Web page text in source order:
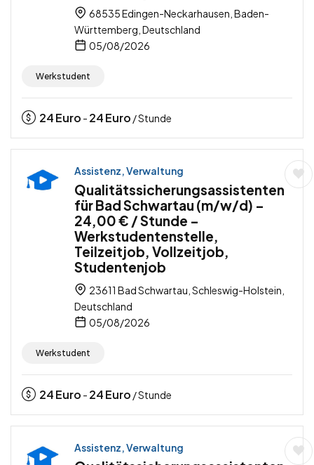
68535 Edingen-Neckarhausen, Baden-
Württemberg, Deutschland
05/08/2026
Werkstudent
24Euro - 24Euro / Stunde
Assistenz, Verwaltung
Qualitätssicherungsassistenten
für Bad Schwartau (m/w/d) –
24,00 € / Stunde –
Werkstudentenstelle,
Teilzeitjob, Vollzeitjob,
Studentenjob
23611 Bad Schwartau, Schleswig-Holstein,
Deutschland
05/08/2026
Werkstudent
24Euro - 24Euro / Stunde
Assistenz, Verwaltung